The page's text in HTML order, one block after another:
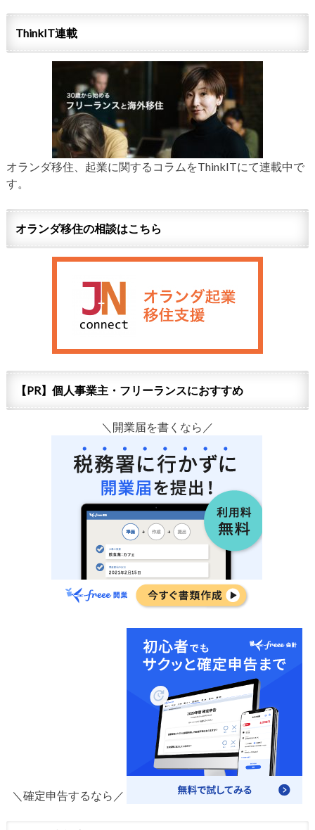
ThinkIT連載
オランダ移住、起業に関するコラムをThinkITにて連載中で
す。
オランダ移住の相談はこちら
【PR】個人事業主・フリーランスにおすすめ
＼開業届を書くなら／
＼確定申告するなら／